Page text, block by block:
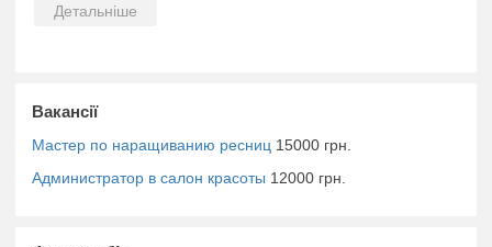
Детальніше
Вакансії
Мастер по наращиванию ресниц 15000 грн.
Администратор в салон красоты 12000 грн.